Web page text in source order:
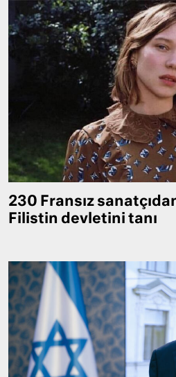
230 Fransız
Filistin devletini tanı